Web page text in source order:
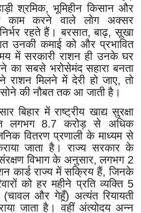
श्रमिक, भूमिहीन किसान और
काम करने वाले लोग अक्सर
रहते हैं। बरसात, बाढ़, सूखा
उनकी कमाई को और प्रभावित
में सरकारी राशन ही उनके घर
का सबसे भरोसेमंद सहारा बनता
राशन मिलने में देरी हो जाए, तो
की नौबत तक आ जाती है।
में राष्ट्रीय खाद्य सुरक्षा
लगभग 8.7 करोड़ से अधिक
वितरण प्रणाली के माध्यम से
जाता है। राज्य सरकार के
विभाग के अनुसार, लगभग 2
कार्ड राज्य में सक्रिय हैं, जिनके
को हर महीने प्रति व्यक्ति 5
(चावल और गेहूँ) अत्यंत रियायती
जाता है। वहीं अंत्योदय अन्न